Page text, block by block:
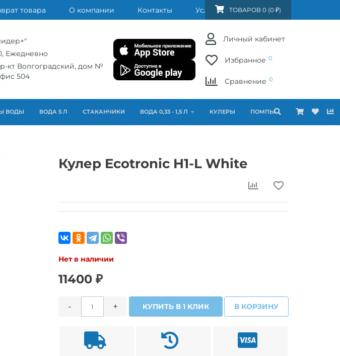
товара О компании Контакты Услуги FAQ
ТОВАРОВ 0 (0 ₽)
Ежедневно
кт Волгоградский, дом №
504
Личный кабинет
Избранное 0
Сравнение 0
ВОДЫ ВОДА 5 Л СТАКАНЧИКИ ВОДА 0,33 - 1,5 Л КУЛЕРЫ ПОМПЫ
Кулер Ecotronic H1-L White
Нет в наличии
11400 ₽
- + КУПИТЬ В 1 КЛИК В КОРЗИНУ